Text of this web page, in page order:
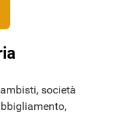
società